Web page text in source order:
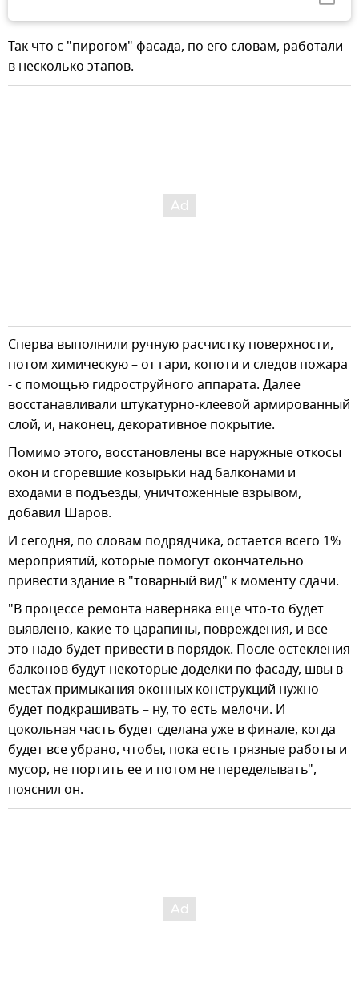
Так что с "пирогом" фасада, по его словам, работали
в несколько этапов.
Сперва выполнили ручную расчистку поверхности,
потом химическую – от гари, копоти и следов пожара
- с помощью гидроструйного аппарата. Далее
восстанавливали штукатурно-клеевой армированный
слой, и, наконец, декоративное покрытие.
Помимо этого, восстановлены все наружные откосы
окон и сгоревшие козырьки над балконами и
входами в подъезды, уничтоженные взрывом,
добавил Шаров.
И сегодня, по словам подрядчика, остается всего 1%
мероприятий, которые помогут окончательно
привести здание в "товарный вид" к моменту сдачи.
"В процессе ремонта наверняка еще что-то будет
выявлено, какие-то царапины, повреждения, и все
это надо будет привести в порядок. После остекления
балконов будут некоторые доделки по фасаду, швы в
местах примыкания оконных конструкций нужно
будет подкрашивать – ну, то есть мелочи. И
цокольная часть будет сделана уже в финале, когда
будет все убрано, чтобы, пока есть грязные работы и
мусор, не портить ее и потом не переделывать",
пояснил он.